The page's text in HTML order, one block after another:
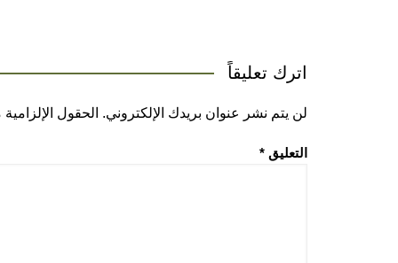
اترك تعليقاً
لن يتم نشر عنوان بريدك الإلكتروني. الحقول الإلزامية
التعليق *